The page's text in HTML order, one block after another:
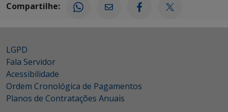
Compartilhe:
LGPD
Fala Servidor
Acessibilidade
Ordem Cronológica de Pagamentos
Planos de Contratações Anuais